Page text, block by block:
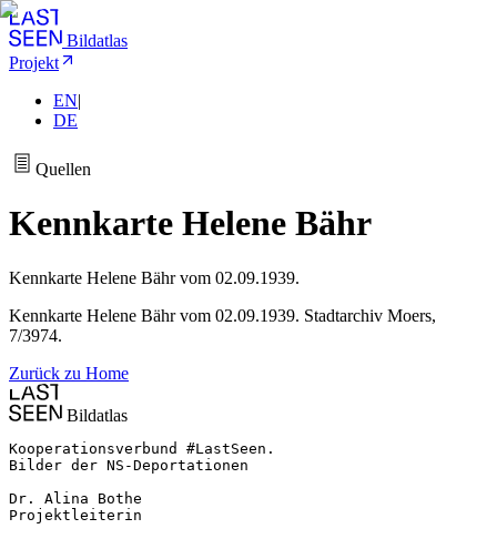
Bildatlas
Projekt
EN|
DE
Quellen
Kennkarte Helene Bähr
Kennkarte Helene Bähr vom 02.09.1939.
Kennkarte Helene Bähr vom 02.09.1939. Stadtarchiv Moers,
7/3974.
Zurück zu Home
Bildatlas
Kooperationsverbund #LastSeen.
Bilder der NS-Deportationen
Dr. Alina Bothe
Projektleiterin